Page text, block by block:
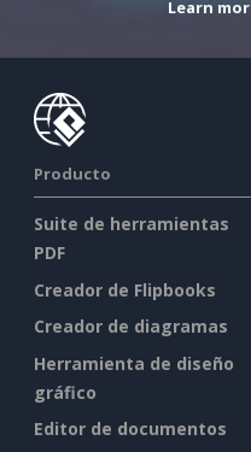
Learn
Producto
Suite de herramientas
PDF
Creador de Flipbooks
Creador de diagramas
Herramienta de diseño
gráfico
Editor de documentos